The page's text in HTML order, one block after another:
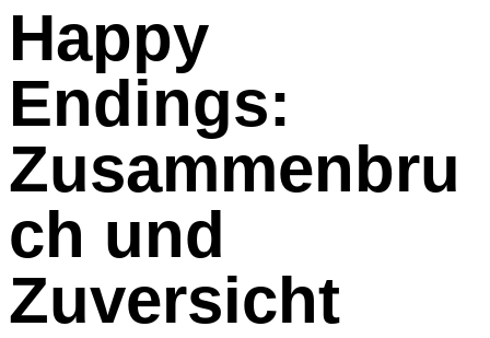
Happy
Endings:
Zusammenbru
ch und
Zuversicht